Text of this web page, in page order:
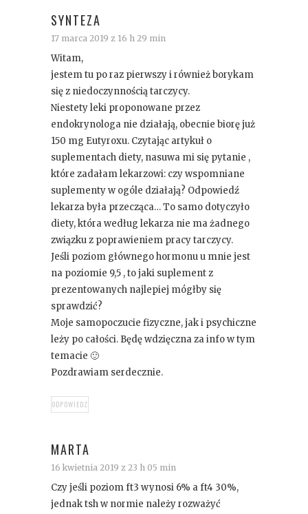
SYNTEZA
17 marca 2019 z 16 h 29 min
Witam,
jestem tu po raz pierwszy i również borykam
się z niedoczynnością tarczycy.
Niestety leki proponowane przez
endokrynologa nie działają, obecnie biorę już
150 mg Eutyroxu. Czytając artykuł o
suplementach diety, nasuwa mi się pytanie ,
które zadałam lekarzowi: czy wspomniane
suplementy w ogóle działają? Odpowiedź
lekarza była przecząca… To samo dotyczyło
diety, która według lekarza nie ma żadnego
związku z poprawieniem pracy tarczycy.
Jeśli poziom głównego hormonu u mnie jest
na poziomie 9,5 , to jaki suplement z
prezentowanych najlepiej mógłby się
sprawdzić?
Moje samopoczucie fizyczne, jak i psychiczne
leży po całości. Będę wdzięczna za info w tym
temacie 🙂
Pozdrawiam serdecznie.
ODPOWIEDZ
MARTA
16 kwietnia 2019 z 23 h 05 min
Czy jeśli poziom ft3 wynosi 6% a ft4 30%,
jednak tsh w normie należy rozważyć